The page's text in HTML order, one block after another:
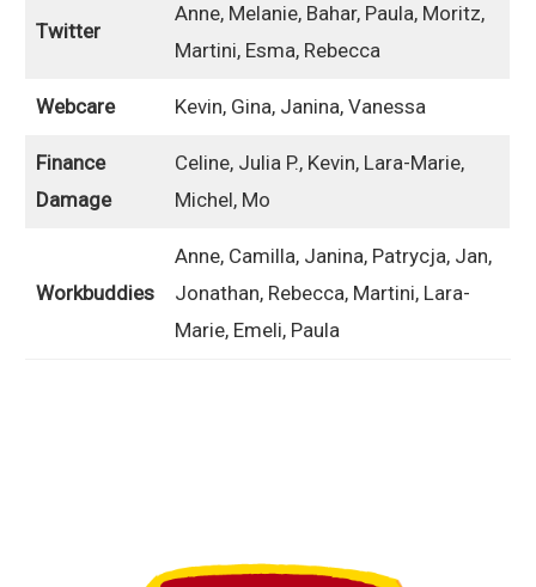
Twitter
Anne, Melanie, Bahar, Paula, Moritz,
Martini, Esma, Rebecca
Webcare Kevin, Gina, Janina, Vanessa
Finance
Damage
Celine, Julia P., Kevin, Lara-Marie,
Michel, Mo
Workbuddies
Anne, Camilla, Janina, Patrycja, Jan,
Jonathan, Rebecca, Martini, Lara-
Marie, Emeli, Paula